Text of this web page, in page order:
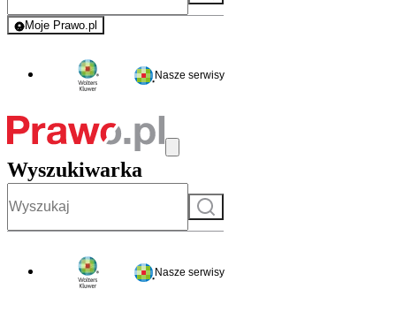
Moje Prawo.pl
- rejestracja i logowanie do serwisu
Nasze serwisy
Wyszukiwarka
Szukaj
Nasze serwisy